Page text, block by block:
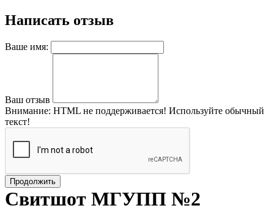
Написать отзыв
Ваше имя:
Ваш отзыв
Внимание: HTML не поддерживается! Используйте обычный
текст!
Продолжить
Свитшот МГУПП №2